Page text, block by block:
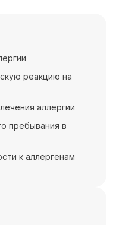
реакцию на
аллергии
пребывания в
к аллергенам